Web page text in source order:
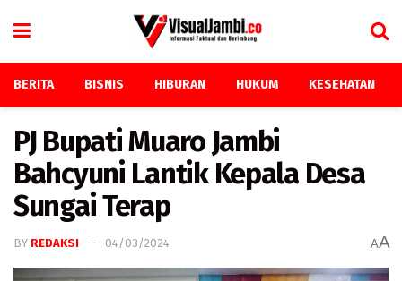
BERITA BISNIS HIBURAN HUKUM KESEHATAN
PJ Bupati Muaro Jambi
Bahcyuni Lantik Kepala Desa
Sungai Terap
BY REDAKSI 04/03/2024 AA